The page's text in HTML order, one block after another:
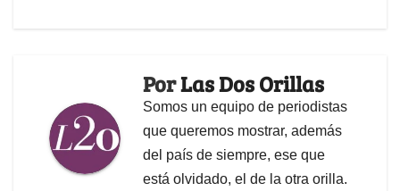
PorLas Dos Orillas
Somos un equipo de periodistas
que queremos mostrar, además
del país de siempre, ese que
está olvidado, el de la otra orilla.